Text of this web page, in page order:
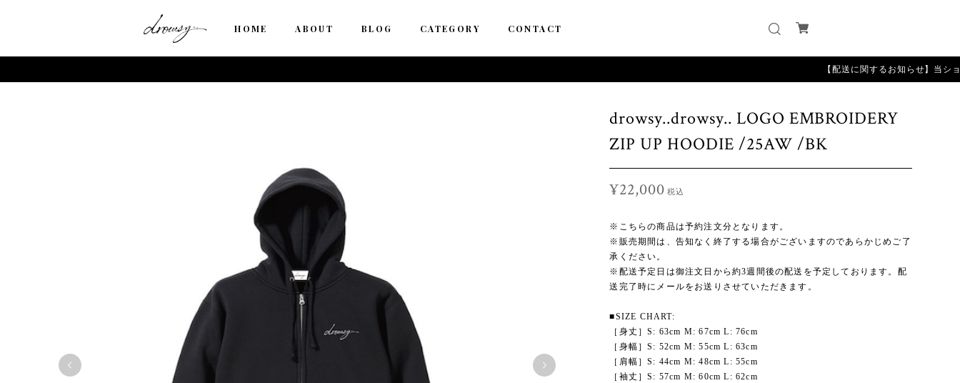
HOME ABOUT BLOG CATEGORY CONTACT
【配送に関するお知らせ】当ショップは
drowsy..drowsy.. LOGO EMBROIDERY
ZIP UP HOODIE /25AW /BK
¥22,000 税込
※こちらの商品は予約注文分となります。
※販売期間は、告知なく終了する場合がございますのであらかじめご了
承ください。
※配送予定日は御注文日から約3週間後の配送を予定しております。配
送完了時にメールをお送りさせていただきます。
■SIZE CHART:
［身丈］S: 63cm M: 67cm L: 76cm
［身幅］S: 52cm M: 55cm L: 63cm
［肩幅］S: 44cm M: 48cm L: 55cm
［袖丈］S: 57cm M: 60cm L: 62cm